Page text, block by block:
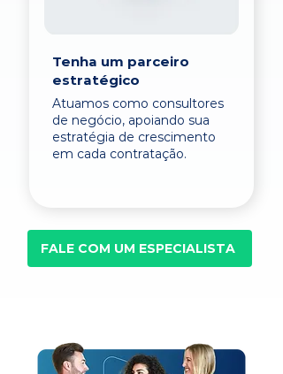
Tenha um parceiro
estratégico
Atuamos como consultores
de negócio, apoiando sua
estratégia de crescimento
em cada contratação.
FALE COM UM ESPECIALISTA